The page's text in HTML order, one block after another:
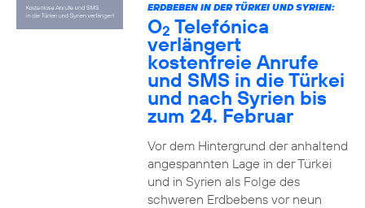
ERDBEBEN IN DER TÜRKEI UND SYRIEN:
O2 Telefónica
verlängert
kostenfreie Anrufe
und SMS in die Türkei
und nach Syrien bis
zum 24. Februar
Vor dem Hintergrund der anhaltend
angespannten Lage in der Türkei
und in Syrien als Folge des
schweren Erdbebens vor neun